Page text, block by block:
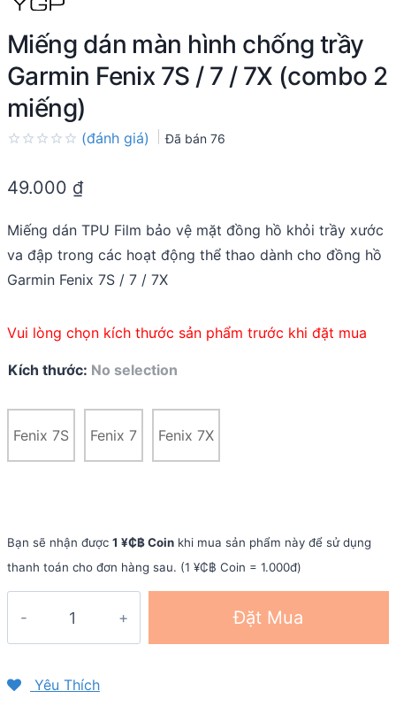
Miếng dán màn hình chống trầy
Garmin Fenix 7S / 7 / 7X (combo 2
miếng)
out
(đánh giá) Đã bán 76
49.000 ₫
Miếng dán TPU Film bảo vệ mặt đồng hồ khỏi trầy xước
va đập trong các hoạt động thể thao dành cho đồng hồ
Garmin Fenix 7S / 7 / 7X
Vui lòng chọn kích thước sản phẩm trước khi đặt mua
Kích thước: No selection
Fenix 7S Fenix 7 Fenix 7X
Bạn sẽ nhận được 1 ¥₵฿ Coin khi mua sản phẩm này để sử dụng
thanh toán cho đơn hàng sau. (1 ¥₵฿ Coin = 1.000đ)
hình
Đặt Mua
Yêu Thích